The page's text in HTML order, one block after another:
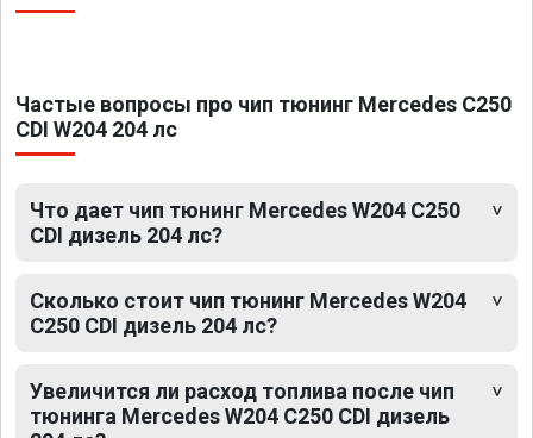
Частые вопросы про чип тюнинг Mercedes C250
CDI W204 204 лс
Что дает чип тюнинг Mercedes W204 C250
CDI дизель 204 лс?
Сколько стоит чип тюнинг Mercedes W204
C250 CDI дизель 204 лс?
Увеличится ли расход топлива после чип
тюнинга Mercedes W204 C250 CDI дизель